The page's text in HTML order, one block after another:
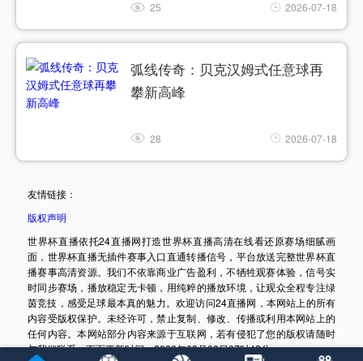
25 2026-07-18
弧线传奇：贝克汉姆式任意球再
攀新高峰
28 2026-07-18
友情链接：
版权声明
世界杯直播依托24直播网打造世界杯直播高清在线看还原赛场细腻画
面，世界杯直播无插件赛事入口直通转播信号，平台放送完整世界杯直
播赛事高清资源。我们不依靠商业广告盈利，不牺牲观赛体验，信号实
时同步赛场，播放稳定无卡顿，用纯粹的播放环境，让观众全程专注绿
茵竞技，感受足球最本真的魅力。欢迎访问24直播网，本网站上的所有
内容受版权保护。未经许可，禁止复制、修改、传播或利用本网站上的
任何内容。本网站部分内容来源于互联网，若有侵犯了您的版权请随时
与我们联系。页面更新时间：2026年08月08日07时42分